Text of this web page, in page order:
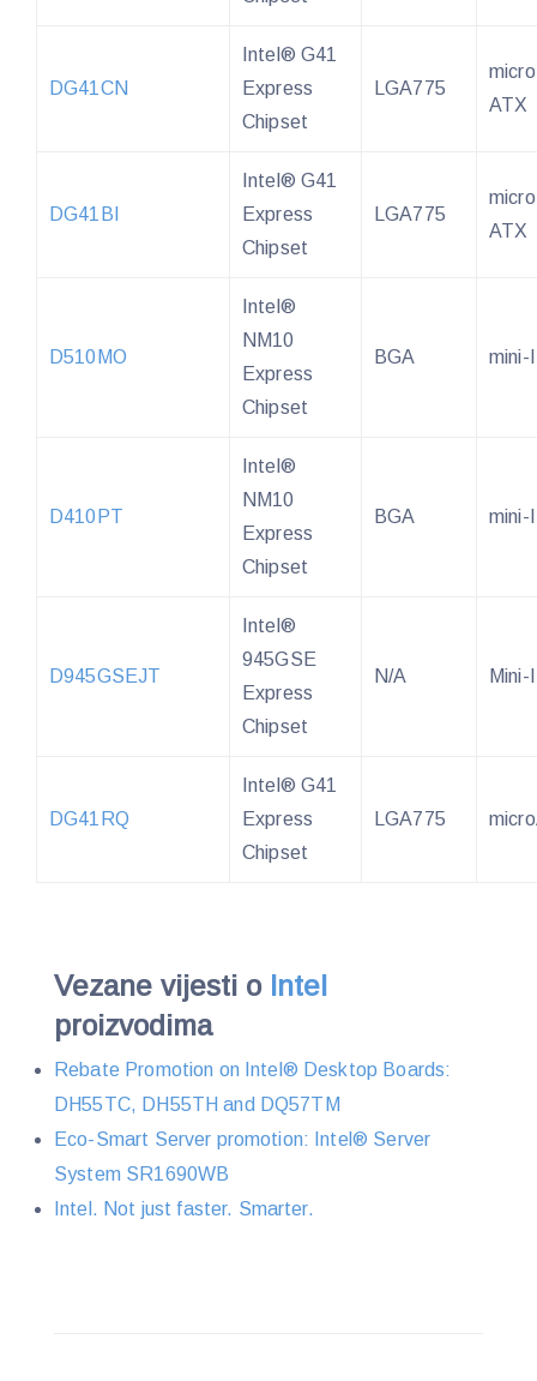
DG41CN
Intel® G41
Express
Chipset
LGA775
ATX
DG41BI
Intel® G41
Express
Chipset
LGA775
ATX
D510MO
Intel®
NM10
Express
Chipset
BGA mini-
D410PT
Intel®
NM10
Express
Chipset
BGA mini-
D945GSEJT
Intel®
945GSE
Express
Chipset
N/A Mini-
DG41RQ
Intel® G41
Express
Chipset
LGA775
Vezane vijesti o Intel
proizvodima
Rebate Promotion on Intel® Desktop Boards:
DH55TC, DH55TH and DQ57TM
Eco-Smart Server promotion: Intel® Server
System SR1690WB
Intel. Not just faster. Smarter.